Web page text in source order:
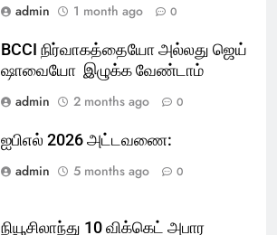
admin
1 month ago 0
BCCI நிர்வாகத்தையோ அல்லது ஜெய்
ஷாவையோ இழுக்க வேண்டாம்
admin
2 months ago 0
ஐபிஎல் 2026 அட்டவணை:
admin
5 months ago 0
நியூசிலாந்து 10 விக்கெட் அபார